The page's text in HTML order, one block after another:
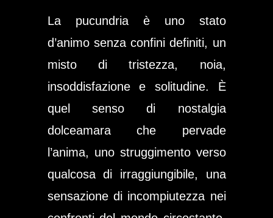
La pucundria è uno stato
d’animo senza confini definiti, un
misto di tristezza, noia,
insoddisfazione e solitudine. È
quel senso di nostalgia
dolceamara che pervade
l’anima, uno struggimento verso
qualcosa di irraggiungibile, una
sensazione di incompiutezza nei